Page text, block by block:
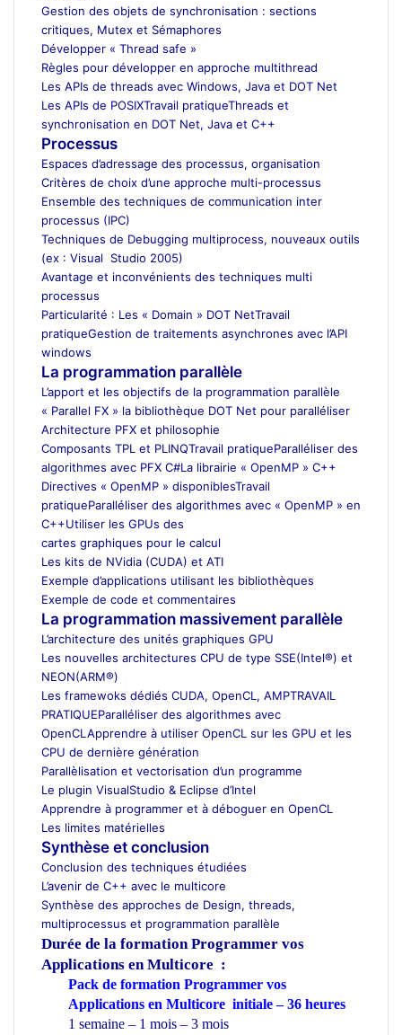
Gestion des objets de synchronisation : sections
critiques, Mutex et Sémaphores
Développer « Thread safe »
Règles pour développer en approche multithread
Les APIs de threads avec Windows, Java et DOT Net
Les APIs de POSIXTravail pratiqueThreads et
synchronisation en DOT Net, Java et C++
Processus
Espaces d’adressage des processus, organisation
Critères de choix d’une approche multi-processus
Ensemble des techniques de communication inter
processus (IPC)
Techniques de Debugging multiprocess, nouveaux outils
(ex : Visual Studio 2005)
Avantage et inconvénients des techniques multi
processus
Particularité : Les « Domain » DOT NetTravail
pratiqueGestion de traitements asynchrones avec l’API
windows
La programmation parallèle
L’apport et les objectifs de la programmation parallèle
« Parallel FX » la bibliothèque DOT Net pour paralléliser
Architecture PFX et philosophie
Composants TPL et PLINQTravail pratiqueParalléliser des
algorithmes avec PFX C#La librairie « OpenMP » C++
Directives « OpenMP » disponiblesTravail
pratiqueParalléliser des algorithmes avec « OpenMP » en
C++Utiliser les GPUs des
cartes graphiques pour le calcul
Les kits de NVidia (CUDA) et ATI
Exemple d’applications utilisant les bibliothèques
Exemple de code et commentaires
La programmation massivement parallèle
L’architecture des unités graphiques GPU
Les nouvelles architectures CPU de type SSE(Intel®) et
NEON(ARM®)
Les framewoks dédiés CUDA, OpenCL, AMPTRAVAIL
PRATIQUEParalléliser des algorithmes avec
OpenCL Apprendre à utiliser OpenCL sur les GPU et les
CPU de dernière génération
Parallèlisation et vectorisation d’un programme
Le plugin VisualStudio & Eclipse d’Intel
Apprendre à programmer et à déboguer en OpenCL
Les limites matérielles
Synthèse et conclusion
Conclusion des techniques étudiées
L’avenir de C++ avec le multicore
Synthèse des approches de Design, threads,
multiprocessus et programmation parallèle
Durée de la formationProgrammer vos
Applications en Multicore :
Pack de formation Programmer vos
Applications en Multicore initiale – 36 heures
1 semaine – 1 mois – 3 mois